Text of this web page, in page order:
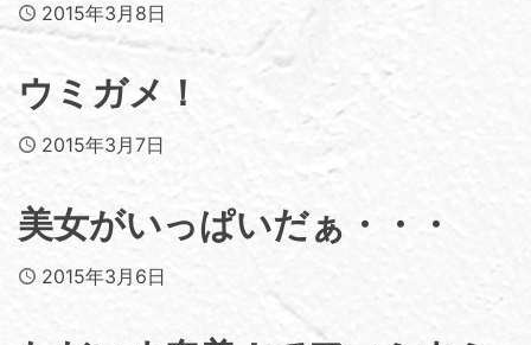
Published
2015年3月8日
ウミガメ！
Published
2015年3月7日
美女がいっぱいだぁ・・・
Published
2015年3月6日